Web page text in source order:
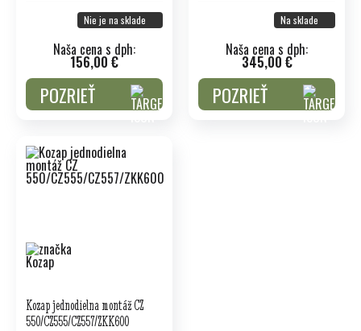
Nie je na sklade
Naša cena s dph:
156,00 €
POZRIEŤ
Na sklade
Naša cena s dph:
345,00 €
POZRIEŤ
Kozap jednodielna montáž CZ
550/CZ555/CZ557/ZKK600